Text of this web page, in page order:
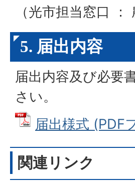
（光市担当窓口
5. 届出内容
届出内容及び必要
さい。
届出様式 (PDF
関連リンク